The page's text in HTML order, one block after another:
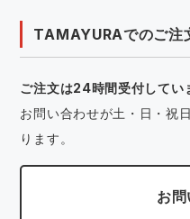
TAMAYURAでのご注
ご注文は24時間受付してい
お問い合わせが土・日・祝
ります。
お